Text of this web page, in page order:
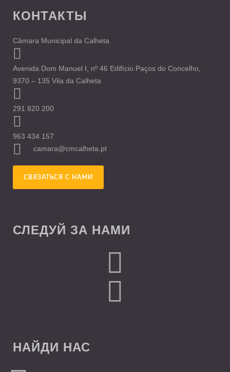
КОНТАКТЫ
Câmara Municipal da Calheta
Avenida Dom Manuel I, nº 46 Edifício Paços do Concelho,
9370 – 135 Vila da Calheta
291 820 200
963 434 157
camara@cmcalheta.pt
СВЯЗАТЬСЯ С НАМИ
СЛЕДУЙ ЗА НАМИ
НАЙДИ НАС